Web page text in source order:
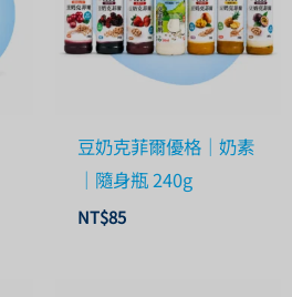
豆奶克菲爾優格｜奶素
｜隨身瓶 240g
NT$85